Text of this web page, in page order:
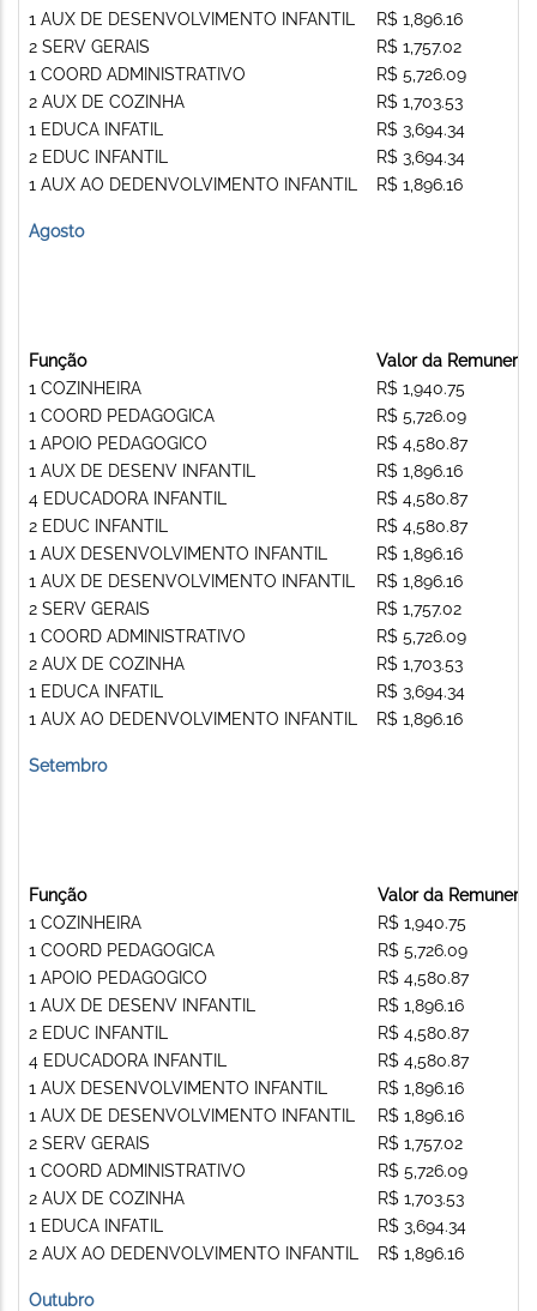
1 AUX DE DESENVOLVIMENTO INFANTIL
2 SERV GERAIS
1 COORD ADMINISTRATIVO
2 AUX DE COZINHA
1 EDUCA INFATIL
2 EDUC INFANTIL
1 AUX AO DEDENVOLVIMENTO INFANTIL
R$ 1,896.16
R$ 1,757.02
R$ 5,726.09
R$ 1,703.53
R$ 3,694.34
R$ 3,694.34
R$ 1,896.16
Agosto
Função
1 COZINHEIRA
1 COORD PEDAGOGICA
1 APOIO PEDAGOGICO
1 AUX DE DESENV INFANTIL
4 EDUCADORA INFANTIL
2 EDUC INFANTIL
1 AUX DESENVOLVIMENTO INFANTIL
1 AUX DE DESENVOLVIMENTO INFANTIL
2 SERV GERAIS
1 COORD ADMINISTRATIVO
2 AUX DE COZINHA
1 EDUCA INFATIL
1 AUX AO DEDENVOLVIMENTO INFANTIL
Valor da
R$ 1,940.75
R$ 5,726.09
R$ 4,580.87
R$ 1,896.16
R$ 4,580.87
R$ 4,580.87
R$ 1,896.16
R$ 1,896.16
R$ 1,757.02
R$ 5,726.09
R$ 1,703.53
R$ 3,694.34
R$ 1,896.16
Setembro
Função
1 COZINHEIRA
1 COORD PEDAGOGICA
1 APOIO PEDAGOGICO
1 AUX DE DESENV INFANTIL
2 EDUC INFANTIL
4 EDUCADORA INFANTIL
1 AUX DESENVOLVIMENTO INFANTIL
1 AUX DE DESENVOLVIMENTO INFANTIL
2 SERV GERAIS
1 COORD ADMINISTRATIVO
2 AUX DE COZINHA
1 EDUCA INFATIL
2 AUX AO DEDENVOLVIMENTO INFANTIL
Valor da
R$ 1,940.75
R$ 5,726.09
R$ 4,580.87
R$ 1,896.16
R$ 4,580.87
R$ 4,580.87
R$ 1,896.16
R$ 1,896.16
R$ 1,757.02
R$ 5,726.09
R$ 1,703.53
R$ 3,694.34
R$ 1,896.16
Outubro